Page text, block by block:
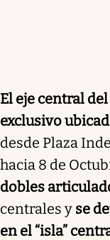
El eje central
exclusivo
desde Plaza
hacia 8 de
dobles
centrales y se
en el “isla”